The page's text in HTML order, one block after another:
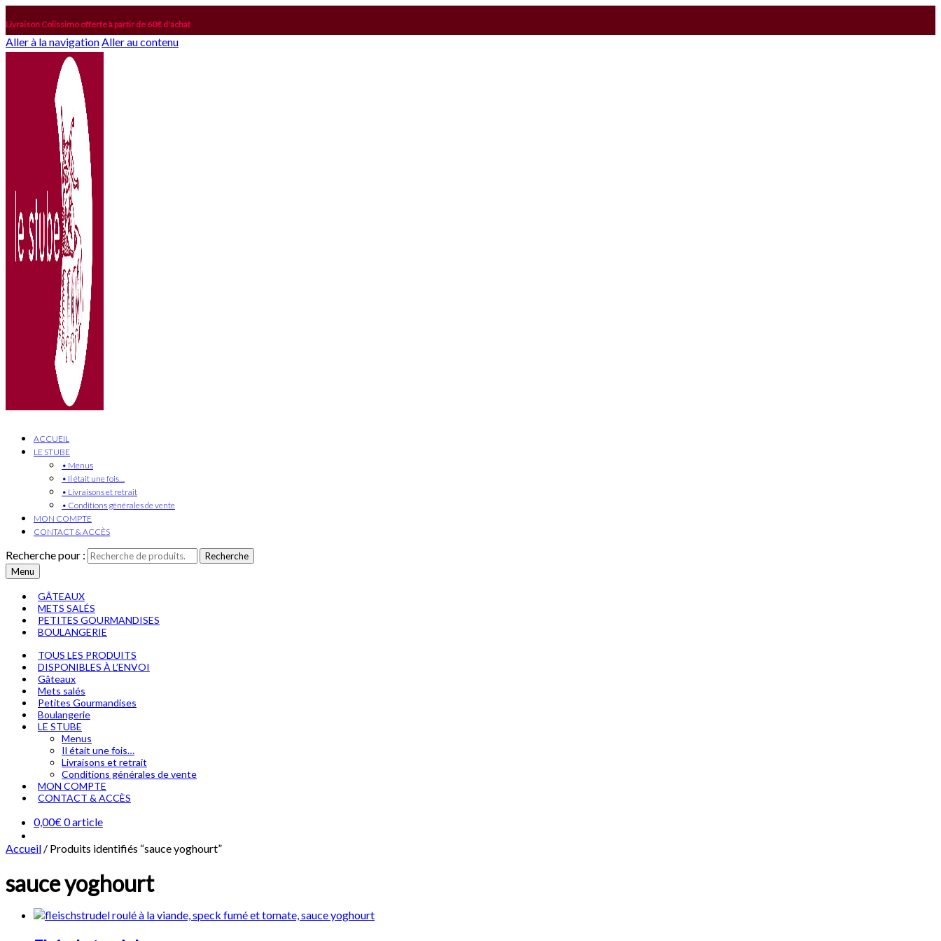
Livraison Colissimo offerte à partir de 60€ d'achat
Aller à la navigationAller au contenu
ACCUEIL
LE STUBE
• Menus
• Il était une fois…
• Livraisons et retrait
• Conditions générales de vente
MON COMPTE
CONTACT & ACCÈS
Recherche pour :
Recherche
Menu
GÂTEAUX
METS SALÉS
PETITES GOURMANDISES
BOULANGERIE
TOUS LES PRODUITS
DISPONIBLES À L’ENVOI
Gâteaux
Mets salés
Petites Gourmandises
Boulangerie
LE STUBE
Menus
Il était une fois…
Livraisons et retrait
Conditions générales de vente
MON COMPTE
CONTACT & ACCÈS
0,00€0 article
Accueil / Produits identifiés “sauce yoghourt”
sauce yoghourt